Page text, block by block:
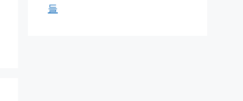
들